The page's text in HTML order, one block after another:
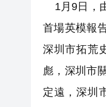
1月9日，
首場英模報
深圳市拓荒
彪，深圳市
定遠，深圳